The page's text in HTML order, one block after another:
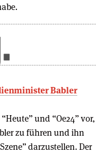
Babler
und “Oe24” vor,
zu führen und ihn
darzustellen. Der